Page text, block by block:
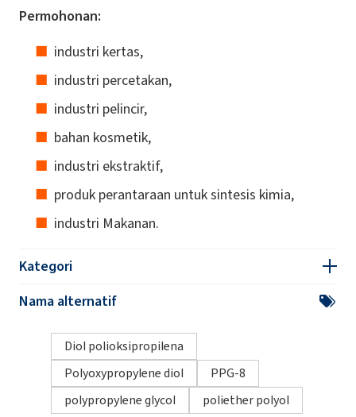
Permohonan:
industri kertas,
industri percetakan,
industri pelincir,
bahan kosmetik,
industri ekstraktif,
produk perantaraan untuk sintesis kimia,
industri Makanan.
Kategori
Nama alternatif
Diol polioksipropilena
Polyoxypropylene diol
PPG-8
polypropylene glycol
poliether polyol